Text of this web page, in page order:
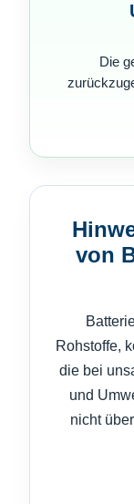
von
Rohstoffe,
die bei
und
nicht